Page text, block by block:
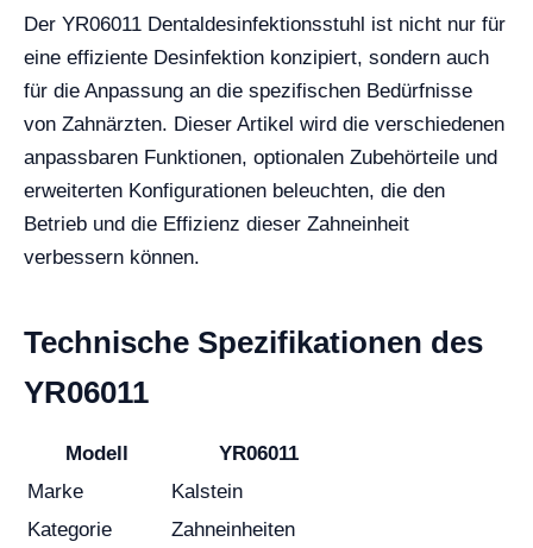
Der YR06011 Dentaldesinfektionsstuhl ist nicht nur für
eine effiziente Desinfektion konzipiert, sondern auch
für die Anpassung an die spezifischen Bedürfnisse
von Zahnärzten. Dieser Artikel wird die verschiedenen
anpassbaren Funktionen, optionalen Zubehörteile und
erweiterten Konfigurationen beleuchten, die den
Betrieb und die Effizienz dieser Zahneinheit
verbessern können.
Technische Spezifikationen des
YR06011
Modell
YR06011
Marke
Kalstein
Kategorie
Zahneinheiten